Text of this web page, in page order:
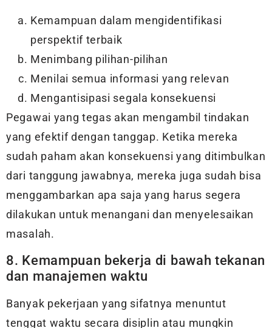
Kemampuan dalam mengidentifikasi
perspektif terbaik
Menimbang pilihan-pilihan
Menilai semua informasi yang relevan
Mengantisipasi segala konsekuensi
Pegawai yang tegas akan mengambil tindakan
yang efektif dengan tanggap. Ketika mereka
sudah paham akan konsekuensi yang ditimbulkan
dari tanggung jawabnya, mereka juga sudah bisa
menggambarkan apa saja yang harus segera
dilakukan untuk menangani dan menyelesaikan
masalah.
8. Kemampuan bekerja di bawah tekanan
dan manajemen waktu
Banyak pekerjaan yang sifatnya menuntut
tenggat waktu secara disiplin atau mungkin